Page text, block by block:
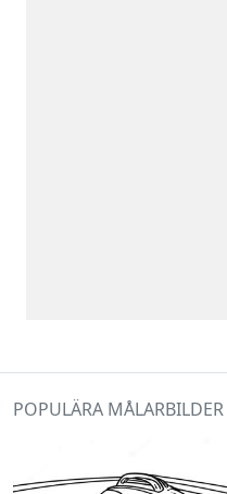
POPULÄRA MÅLARBILDER